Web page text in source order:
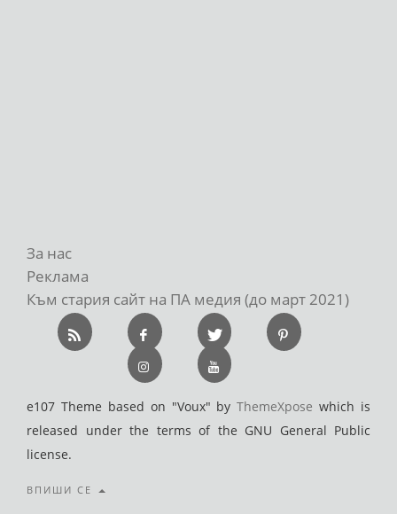
За нас
Реклама
Към стария сайт на ПА медия (до март 2021)
e107 Theme based on "Voux" byThemeXpose which is
released under the terms of the GNU General Public
license.
ВПИШИ СЕ